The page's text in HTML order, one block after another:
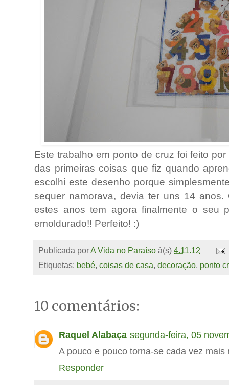
Este trabalho em ponto de cruz foi feito
das primeiras coisas que fiz quando
escolhi este desenho porque
sequer namorava, devia ter uns 14 anos.
estes anos tem agora finalmente o seu
emoldurado!! Perfeito! :)
Publicada porA Vida no Paraíso à(s) 4.11.12
Etiquetas: bebé, coisas de casa, decoração, ponto
10 comentários:
Raquel Alabaça segunda-feira, 05
A pouco e pouco torna-se cada vez
Responder